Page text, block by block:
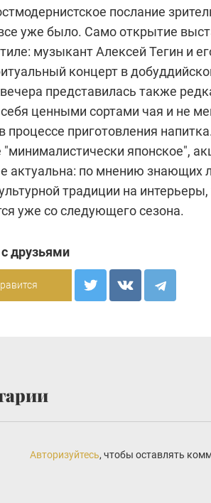
послание
уже было. Само открытие
музыкант Алексей Тегин и
концерт в
представилась также
ценными сортами чая и не
процессе приготовления
японское",
актуальна: по мнению знающих
традиции на
уже со следующего сезона.
друзьями
Авторизуйтесь, чтобы оставлять